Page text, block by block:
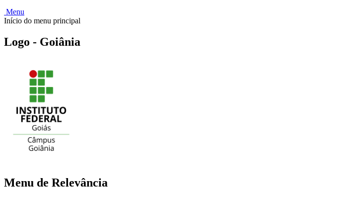
Menu
Início do menu principal
Logo - Goiânia
Menu de Relevância